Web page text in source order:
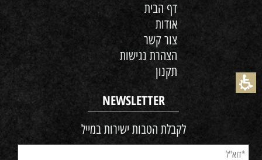
דף הבית
אודות
צור קשר
הצהרת נגישות
תקנון
NEWSLETTER
לקבלת הטבות ישירות במייל